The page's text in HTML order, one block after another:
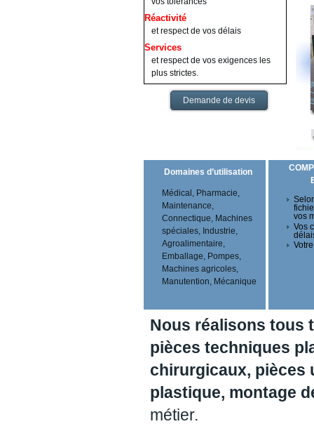
Réactivité
et respect de vos délais
Services
et respect de vos exigences les
plus strictes.
Demande de devis
Domaines d’utilisation
Médical, Pharmacie,
Maintenance,
Connectique, Machines
spéciales, Industrie,
Agroalimentaire,
Emballage, Pompes,
Machines agricoles,
Manutention, Mécanique
vos
Vos
Nous réalisons tous
pièces techniques
chirurgicaux, pièces
plastique, montage
métier.